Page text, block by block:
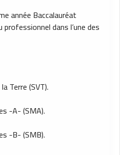
année Baccalauréat
dans l’une des
Terre (SVT).
-A- (SMA).
-B- (SMB).